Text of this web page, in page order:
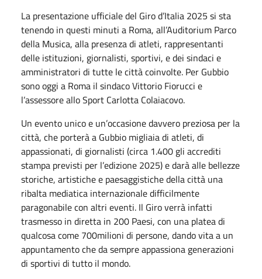
La presentazione ufficiale del Giro d’Italia 2025 si sta
tenendo in questi minuti a Roma, all’Auditorium Parco
della Musica, alla presenza di atleti, rappresentanti
delle istituzioni, giornalisti, sportivi, e dei sindaci e
amministratori di tutte le città coinvolte. Per Gubbio
sono oggi a Roma il sindaco Vittorio Fiorucci e
l’assessore allo Sport Carlotta Colaiacovo.
Un evento unico e un’occasione davvero preziosa per la
città, che porterà a Gubbio migliaia di atleti, di
appassionati, di giornalisti (circa 1.400 gli accrediti
stampa previsti per l’edizione 2025) e darà alle bellezze
storiche, artistiche e paesaggistiche della città una
ribalta mediatica internazionale difficilmente
paragonabile con altri eventi. Il Giro verrà infatti
trasmesso in diretta in 200 Paesi, con una platea di
qualcosa come 700milioni di persone, dando vita a un
appuntamento che da sempre appassiona generazioni
di sportivi di tutto il mondo.